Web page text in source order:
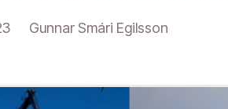
Gunnar Smári Egilsson